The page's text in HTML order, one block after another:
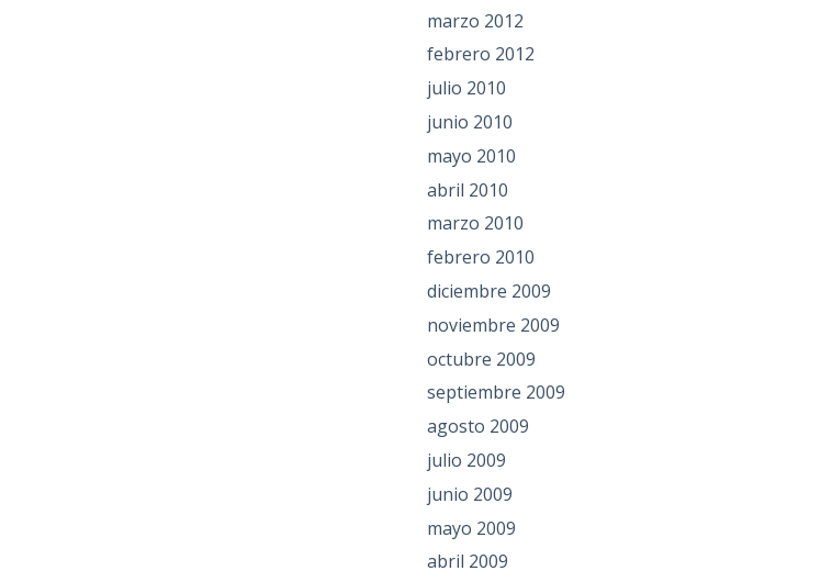
marzo 2012
febrero 2012
julio 2010
junio 2010
mayo 2010
abril 2010
marzo 2010
febrero 2010
diciembre 2009
noviembre 2009
octubre 2009
septiembre 2009
agosto 2009
julio 2009
junio 2009
mayo 2009
abril 2009